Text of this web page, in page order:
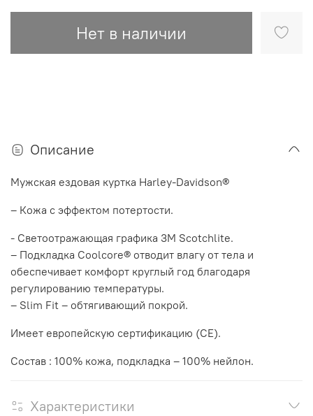
Нет в наличии
Описание
Мужская ездовая куртка Harley-Davidson®
– Кожа с эффектом потертости.
- Светоотражающая графика 3M Scotchlite.
– Подкладка Coolcore® отводит влагу от тела и
обеспечивает комфорт круглый год благодаря
регулированию температуры.
– Slim Fit – обтягивающий покрой.
Имеет европейскую сертификацию (CE).
Состав : 100% кожа, подкладка – 100% нейлон.
Характеристики